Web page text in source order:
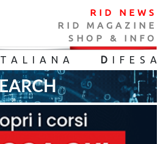
RID NEWS
RID MAGAZINE
SHOP & INFO
TALIANA D IFES A